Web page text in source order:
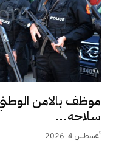
موظف بالامن
سلاحه...
أغسطس 4, 2026